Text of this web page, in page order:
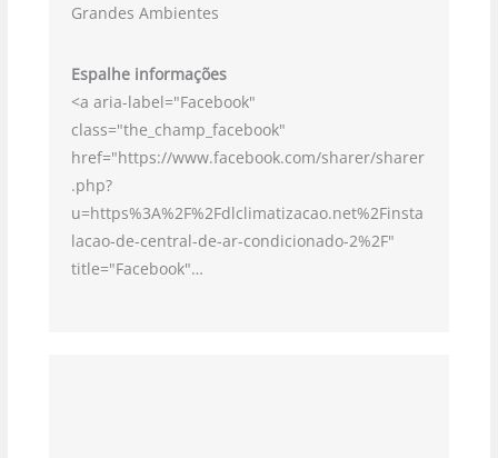
Grandes Ambientes
Espalhe informações
<a aria-label="Facebook"
class="the_champ_facebook"
href="https://www.facebook.com/sharer/sharer
.php?
u=https%3A%2F%2Fdlclimatizacao.net%2Finsta
lacao-de-central-de-ar-condicionado-2%2F"
title="Facebook"…